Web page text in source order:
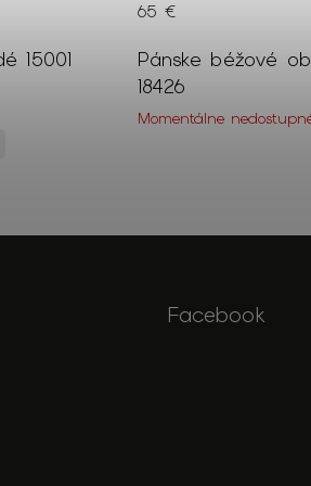
15001
Pánske béžové
18426
Momentálne
65 €
Facebook